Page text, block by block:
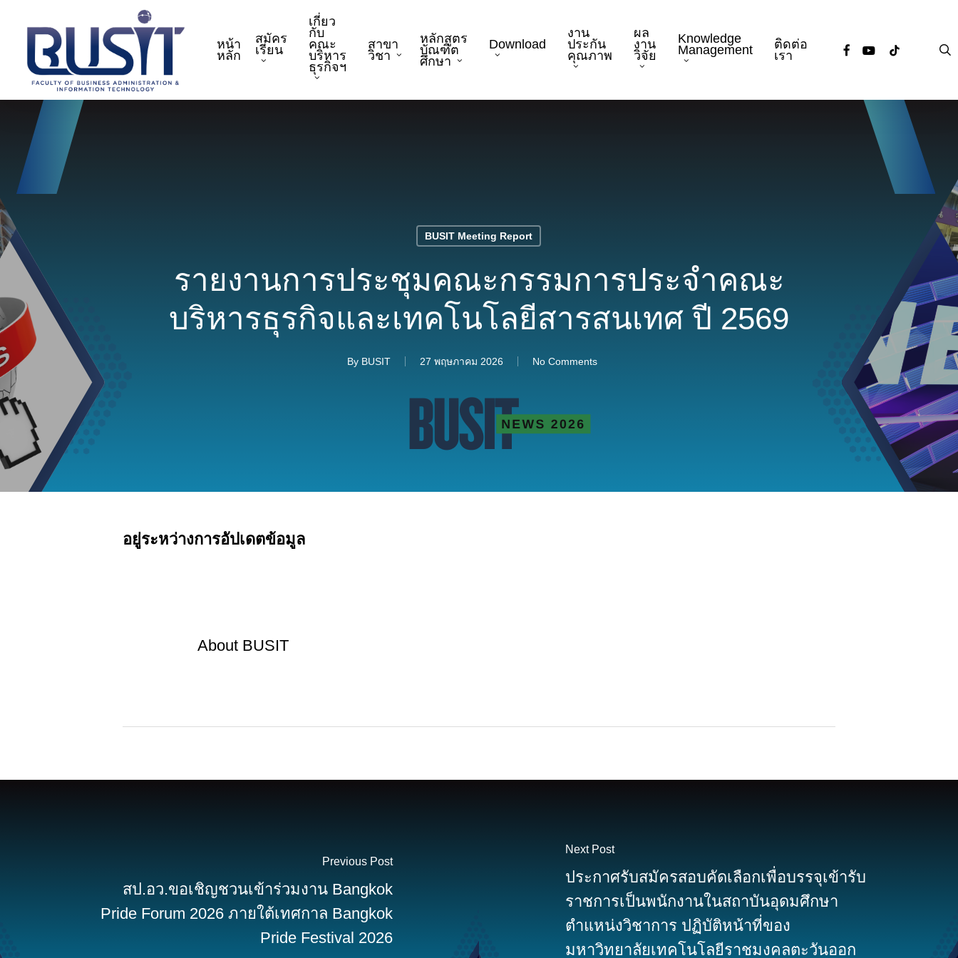
content
หน้า
หลัก
สมัคร
เรียน
เกี่ยว
กับ
คณะ
บริหาร
ธุรกิจฯ
สาขา
วิชา
หลักสูตร
บัณฑิต
ศึกษา
Download
งาน
ประกัน
คุณภาพ
ผล
งาน
วิจัย
Knowledge
Management
ติดต่อ
เรา
facebookyoutube
tiktok
BUSIT Meeting Report
รายงานการประชุมคณะกรรมการประจำคณะ
บริหารธุรกิจและเทคโนโลยีสารสนเทศ ปี 2569
By BUSIT 27 พฤษภาคม 2026 No Comments
อยู่ระหว่างการอัปเดตข้อมูล
About BUSIT
Previous Post
สป.อว.ขอเชิญชวนเข้าร่วมงาน Bangkok
Pride Forum 2026 ภายใต้เทศกาล Bangkok
Pride Festival 2026
Next Post
ประกาศรับสมัครสอบคัดเลือกเพื่อบรรจุเข้ารับ
ราชการเป็นพนักงานในสถาบันอุดมศึกษา
ตำแหน่งวิชาการ ปฏิบัติหน้าที่ของ
มหาวิทยาลัยเทคโนโลยีราชมงคลตะวันออก